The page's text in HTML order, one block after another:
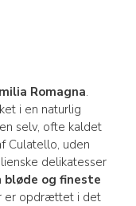
Romagna.
i en naturlig
selv, ofte kaldet
Culatello, uden
delikatesser
bløde og fineste
er opdrættet i det